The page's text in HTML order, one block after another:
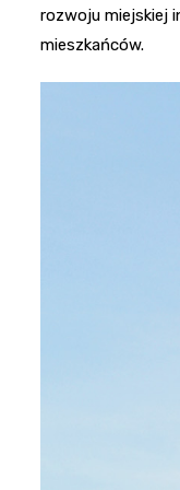
rozwoju miejskiej
mieszkańców.